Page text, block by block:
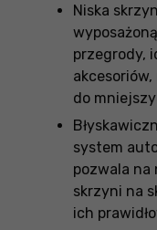
Niska
przegrody,
do
system
pozwala na
skrzyni na
ich